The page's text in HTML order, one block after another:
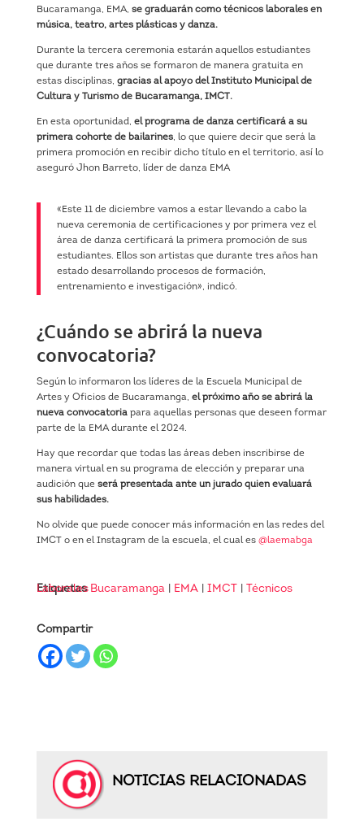
Bucaramanga, EMA, se graduarán como técnicos laborales en
música, teatro, artes plásticas y danza.
Durante la tercera ceremonia estarán aquellos estudiantes
que durante tres años se formaron de manera gratuita en
estas disciplinas, gracias al apoyo del Instituto Municipal de
Cultura y Turismo de Bucaramanga, IMCT.
En esta oportunidad, el programa de danza certificará a su
primera cohorte de bailarines, lo que quiere decir que será la
primera promoción en recibir dicho título en el territorio, así lo
aseguró Jhon Barreto, líder de danza EMA
«Este 11 de diciembre vamos a estar llevando a cabo la
nueva ceremonia de certificaciones y por primera vez el
área de danza certificará la primera promoción de sus
estudiantes. Ellos son artistas que durante tres años han
estado desarrollando procesos de formación,
entrenamiento e investigación», indicó.
¿Cuándo se abrirá la nueva
convocatoria?
Según lo informaron los líderes de la Escuela Municipal de
Artes y Oficios de Bucaramanga, el próximo año se abrirá la
nueva convocatoriapara aquellas personas que deseen formar
parte de la EMA durante el 2024.
Hay que recordar que todas las áreas deben inscribirse de
manera virtual en su programa de elección y preparar una
audición que será presentada ante un jurado quien evaluará
sus habilidades.
No olvide que puede conocer más información en las redes del
IMCT o en el Instagram de la escuela, el cual es @laemabga
Etiquetas Bucaramanga| EMA| IMCT|
Técnicos Laborales
Compartir
NOTICIAS RELACIONADAS